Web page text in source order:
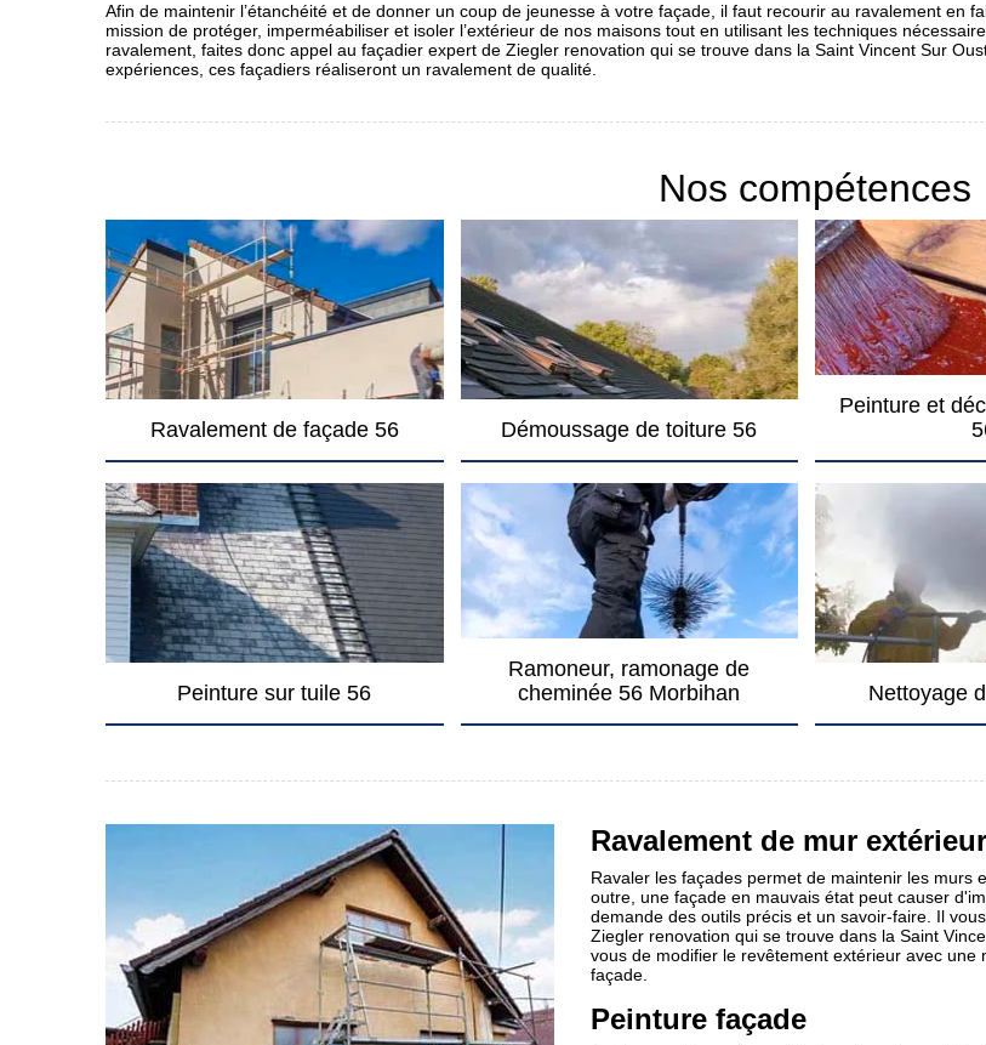
Afin de maintenir l’étanchéité et de donner un coup de jeunesse à votre façade, il faut recourir au ravalement en
mission de protéger, imperméabiliser et isoler l’extérieur de nos maisons tout en utilisant les techniques
ravalement, faites donc appel au façadier expert de Ziegler renovation qui se trouve dans la Saint Vincent Sur
expériences, ces façadiers réaliseront un ravalement de qualité.
Nos compétences
Ravalement de façade 56 Démoussage de toiture 56
Peinture et
Peinture sur tuile 56
Ramoneur, ramonage de
cheminée 56 Morbihan
Nettoyage
Ravalement de mur extérieur
Ravaler les façades permet de maintenir les murs
outre, une façade en mauvais état peut causer
demande des outils précis et un savoir-faire. Il
Ziegler renovation qui se trouve dans la Saint
vous de modifier le revêtement extérieur avec
façade.
Peinture façade